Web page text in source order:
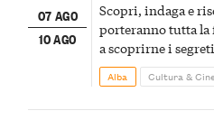
07 AGO
10 AGO
Scopri, indaga e
porteranno tutta
a scoprirne i segreti
Alba Cultura &